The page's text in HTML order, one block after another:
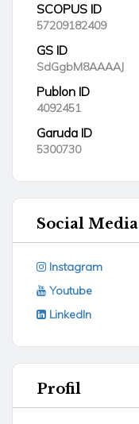
SCOPUS ID
57209182409
GS ID
SdGgbM8AAAAJ
Publon ID
4092451
Garuda ID
5300730
Social Media
Instagram
Youtube
LinkedIn
Profil